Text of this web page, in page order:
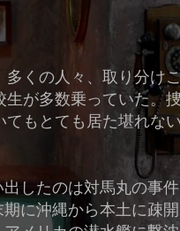
くの人々、取り分け
が多数乗っていた。
もとても居た堪れな
出したのは対馬丸の事
期に沖縄から本土に疎